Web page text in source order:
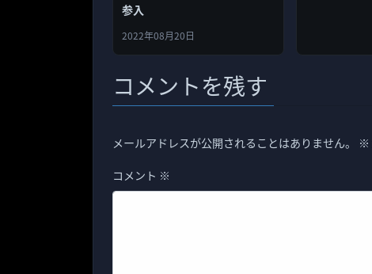
参入
2022年08月20日
コメントを残す
メールアドレスが公開されることはありません。 ※
コメント ※